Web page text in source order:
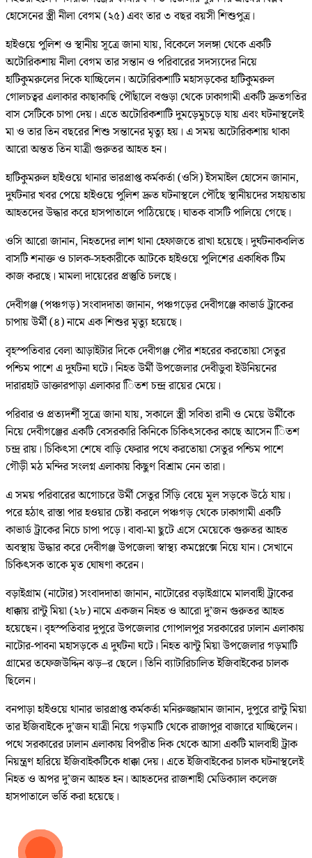
হোসেনের স্ত্রী নীলা বেগম (২৫) এবং তার ৩ বছর বয়সী শিশুপুত্র।
হাইওয়ে পুলিশ ও স্থানীয় সূত্রে জানা যায়, বিকেলে সলঙ্গা থেকে একটি
অটোরিকশায় নীলা বেগম তার সন্তান ও পরিবারের সদস্যদের নিয়ে
হাটিকুমরুলের দিকে যাচ্ছিলেন। অটোরিকশাটি মহাসড়কের হাটিকুমরুল
গোলচত্বর এলাকার কাছাকাছি পৌঁছালে বগুড়া থেকে ঢাকাগামী একটি দ্রুতগতির
বাস সেটিকে চাপা দেয়। এতে অটোরিকশাটি দুমড়েমুচড়ে যায় এবং ঘটনাস্থলেই
মা ও তার তিন বছরের শিশু সন্তানের মৃত্যু হয়। এ সময় অটোরিকশায় থাকা
আরো অন্তত তিন যাত্রী গুরুতর আহত হন।
হাটিকুমরুল হাইওয়ে থানার ভারপ্রাপ্ত কর্মকর্তা (ওসি) ইসমাইল হোসেন জানান,
দুর্ঘটনার খবর পেয়ে হাইওয়ে পুলিশ দ্রুত ঘটনাস্থলে পৌঁছে স্থানীয়দের সহায়তায়
আহতদের উদ্ধার করে হাসপাতালে পাঠিয়েছে। ঘাতক বাসটি পালিয়ে গেছে।
ওসি আরো জানান, নিহতদের লাশ থানা হেফাজতে রাখা হয়েছে। দুর্ঘটনাকবলিত
বাসটি শনাক্ত ও চালক-সহকারীকে আটকে হাইওয়ে পুলিশের একাধিক টিম
কাজ করছে। মামলা দায়েরের প্রস্তুতি চলছে।
দেবীগঞ্জ (পঞ্চগড়) সংবাদদাতা জানান, পঞ্চগড়ের দেবীগঞ্জে কাভার্ড ট্রাকের
চাপায় উর্মী (৪) নামে এক শিশুর মৃত্যু হয়েছে।
বৃহস্পতিবার বেলা আড়াইটার দিকে দেবীগঞ্জ পৌর শহরের করতোয়া সেতুর
পশ্চিম পাশে এ দুর্ঘটনা ঘটে। নিহত উর্মী উপজেলার দেবীডুবা ইউনিয়নের
দারারহাট ডাক্তারপাড়া এলাকার িিতশ চন্দ্র রায়ের মেয়ে।
পরিবার ও প্রত্যদর্শী সূত্রে জানা যায়, সকালে স্ত্রী সবিতা রানী ও মেয়ে উর্মীকে
নিয়ে দেবীগঞ্জের একটি বেসরকারি কিনিকে চিকিৎসকের কাছে আসেন িিতশ
চন্দ্র রায়। চিকিৎসা শেষে বাড়ি ফেরার পথে করতোয়া সেতুর পশ্চিম পাশে
গৌড়ী মঠ মন্দির সংলগ্ন এলাকায় কিছুণ বিশ্রাম নেন তারা।
এ সময় পরিবারের অগোচরে উর্মী সেতুর সিঁড়ি বেয়ে মূল সড়কে উঠে যায়।
পরে হঠাৎ রাস্তা পার হওয়ার চেষ্টা করলে পঞ্চগড় থেকে ঢাকাগামী একটি
কাভার্ড ট্রাকের নিচে চাপা পড়ে। বাবা-মা ছুটে এসে মেয়েকে গুরুতর আহত
অবস্থায় উদ্ধার করে দেবীগঞ্জ উপজেলা স্বাস্থ্য কমপ্লেক্সে নিয়ে যান। সেখানে
চিকিৎসক তাকে মৃত ঘোষণা করেন।
বড়াইগ্রাম (নাটোর) সংবাদদাতা জানান, নাটোরের বড়াইগ্রামে মালবাহী ট্রাকের
ধাক্কায় রান্টু মিয়া (২৮) নামে একজন নিহত ও আরো দু’জন গুরুতর আহত
হয়েছেন। বৃহস্পতিবার দুপুরে উপজেলার গোপালপুর সরকারের ঢালান এলাকায়
নাটোর-পাবনা মহাসড়কে এ দুর্ঘটনা ঘটে। নিহত ঝান্টু মিয়া উপজেলার গড়মাটি
গ্রামের তফেজউদ্দিন ঝড়–র ছেলে। তিনি ব্যাটারিচালিত ইজিবাইকের চালক
ছিলেন।
বনপাড়া হাইওয়ে থানার ভারপ্রাপ্ত কর্মকর্তা মনিরুজ্জামান জানান, দুপুরে রান্টু মিয়া
তার ইজিবাইকে দু’জন যাত্রী নিয়ে গড়মাটি থেকে রাজাপুর বাজারে যাচ্ছিলেন।
পথে সরকারের ঢালান এলাকায় বিপরীত দিক থেকে আসা একটি মালবাহী ট্রাক
নিয়ন্ত্রণ হারিয়ে ইজিবাইকটিকে ধাক্কা দেয়। এতে ইজিবাইকের চালক ঘটনাস্থলেই
নিহত ও অপর দু’জন আহত হন। আহতদের রাজশাহী মেডিক্যাল কলেজ
হাসপাতালে ভর্তি করা হয়েছে।